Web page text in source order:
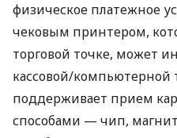
физическое платежное
чековым принтером,
торговой точке, может
кассовой/компьютерной
поддерживает прием
способами — чип,